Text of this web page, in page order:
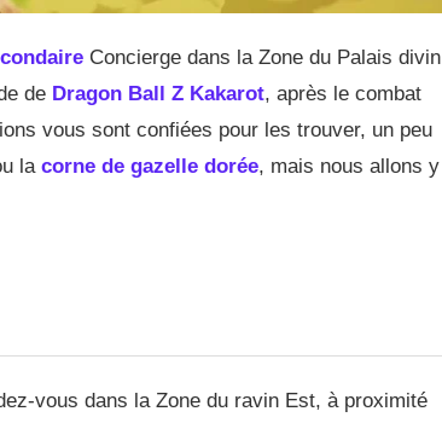
Concierge dans la Zone du Palais divin
de Dragon Ball Z Kakarot, après le combat
vous sont confiées pour les trouver, un peu
la corne de gazelle dorée, mais nous allons y
vous dans la Zone du ravin Est, à proximité